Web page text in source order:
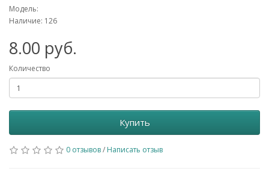
Модель:
Наличие: 126
8.00 руб.
Количество
Купить
0 отзывов/ Написать отзыв